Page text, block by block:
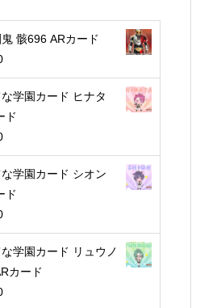
骸696 ARカード
学園カード ヒナタ
ド
学園カード シオン
ド
学園カード リュウノ
カード